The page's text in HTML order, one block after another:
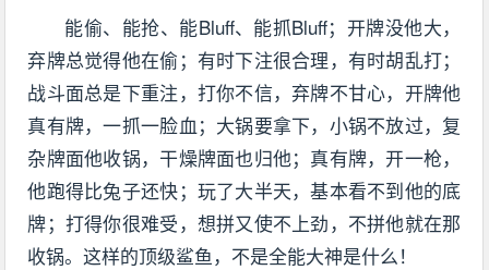
能偷、能抢、能Bluff、能抓Bluff；开牌没他大，
弃牌总觉得他在偷；有时下注很合理，有时胡乱打；
战斗面总是下重注，打你不信，弃牌不甘心，开牌他
真有牌，一抓一脸血；大锅要拿下，小锅不放过，复
杂牌面他收锅，干燥牌面也归他；真有牌，开一枪，
他跑得比兔子还快；玩了大半天，基本看不到他的底
牌；打得你很难受，想拼又使不上劲，不拼他就在那
收锅。这样的顶级鲨鱼，不是全能大神是什么！